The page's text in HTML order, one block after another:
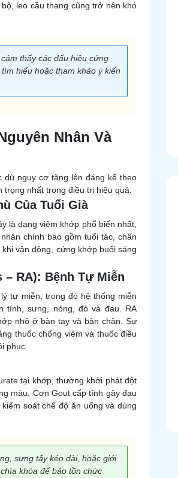
leo cầu thang cũng trở nên khó
thấy các dấu hiệu cứng
hiểu hoặc tham khảo ý kiến
Nhân Và
nguy cơ tăng lên đáng kể theo
nhất trong điều trị hiệu quả.
Của Tuổi Già
là dạng viêm khớp phổ biến nhất,
chính bao gồm tuổi tác, chấn
vận động, cứng khớp buổi sáng
RA): Bệnh Tự Miễn
tự miễn, trong đó hệ thống miễn
tính, sưng, nóng, đỏ và đau. RA
nhỏ ở bàn tay và bàn chân. Sự
thuốc chống viêm và thuốc điều
phục.
tại khớp, thường khởi phát đột
máu. Cơn Gout cấp tính gây đau
soát chế độ ăn uống và dùng
sưng tấy kéo dài, hoặc giới
khóa để bảo tồn chức